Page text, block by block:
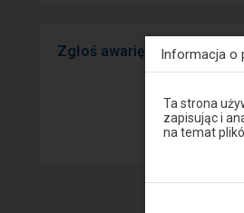
Zgłoś awarię Informacja o
Uwaga,
znajdujesz
się
W
Ta strona
zapisując i
na temat